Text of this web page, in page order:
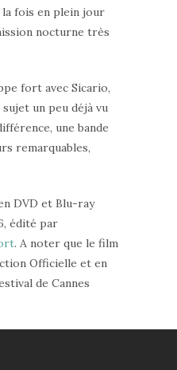
la fois en plein jour
nocturne très
fort avec Sicario,
un peu déjà vu
une bande
remarquables,
DVD et Blu-ray
édité par
. A noter que le film
Officielle et en
de Cannes